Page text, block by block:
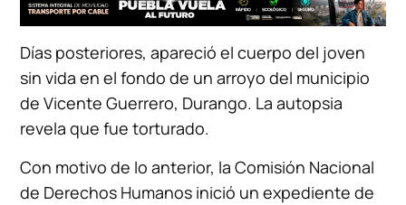
Días posteriores, apareció el cuerpo del joven
sin vida en el fondo de un arroyo del municipio
de Vicente Guerrero, Durango. La autopsia
revela que fue torturado.
Con motivo de lo anterior, la Comisión Nacional
de Derechos Humanos inició un expediente de